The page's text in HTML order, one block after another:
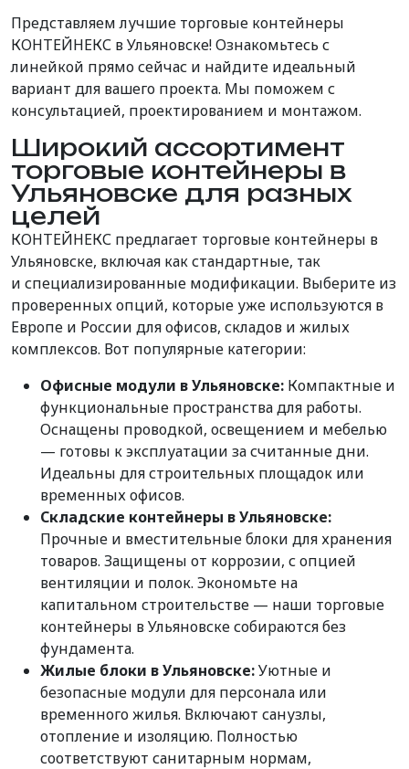
Представляем лучшие торговые контейнеры
КОНТЕЙНЕКС в Ульяновске! Ознакомьтесь с
линейкой прямо сейчас и найдите идеальный
вариант для вашего проекта. Мы поможем с
консультацией, проектированием и монтажом.
Широкий ассортимент
торговые контейнеры в
Ульяновске для разных
целей
КОНТЕЙНЕКС предлагает торговые контейнеры в
Ульяновске, включая как стандартные, так
и специализированные модификации. Выберите из
проверенных опций, которые уже используются в
Европе и России для офисов, складов и жилых
комплексов. Вот популярные категории:
Офисные модули в Ульяновске: Компактные и
функциональные пространства для работы.
Оснащены проводкой, освещением и мебелью
— готовы к эксплуатации за считанные дни.
Идеальны для строительных площадок или
временных офисов.
Складские контейнеры в Ульяновске:
Прочные и вместительные блоки для хранения
товаров. Защищены от коррозии, с опцией
вентиляции и полок. Экономьте на
капитальном строительстве — наши торговые
контейнеры в Ульяновске собираются без
фундамента.
Жилые блоки в Ульяновске:Уютные и
безопасные модули для персонала или
временного жилья. Включают санузлы,
отопление и изоляцию. Полностью
соответствуют санитарным нормам,